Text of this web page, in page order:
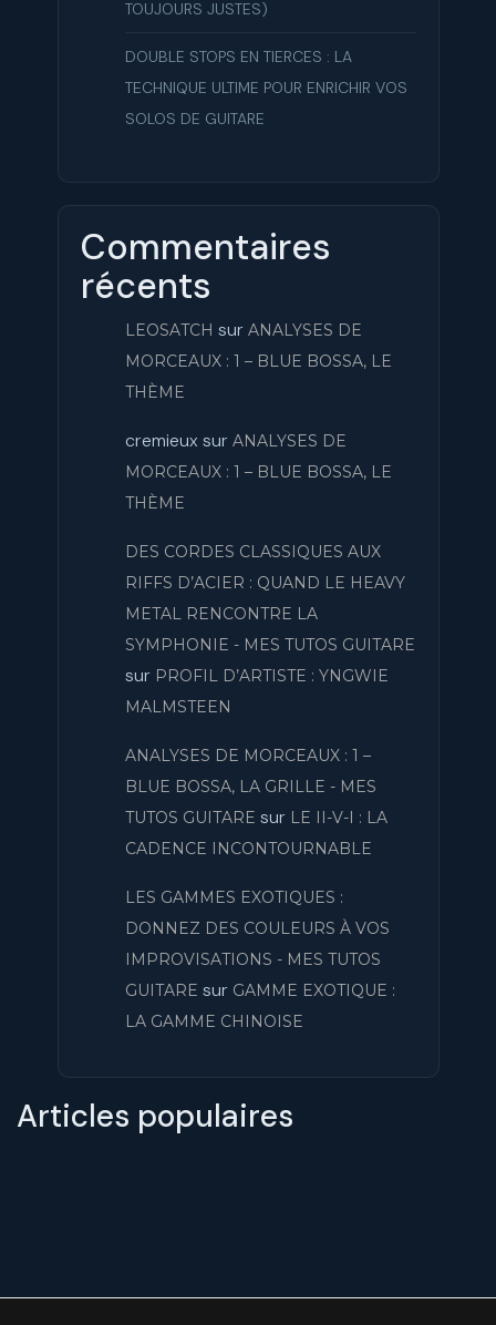
TOUJOURS JUSTES)
DOUBLE STOPS EN TIERCES : LA
TECHNIQUE ULTIME POUR ENRICHIR VOS
SOLOS DE GUITARE
Commentaires
récents
LEOSATCH sur ANALYSES DE
MORCEAUX : 1 – BLUE BOSSA, LE
THÈME
cremieux sur ANALYSES DE
MORCEAUX : 1 – BLUE BOSSA, LE
THÈME
DES CORDES CLASSIQUES AUX
RIFFS D’ACIER : QUAND LE HEAVY
METAL RENCONTRE LA
SYMPHONIE - MES TUTOS GUITARE
sur PROFIL D’ARTISTE : YNGWIE
MALMSTEEN
ANALYSES DE MORCEAUX : 1 –
BLUE BOSSA, LA GRILLE - MES
TUTOS GUITARE sur LE II-V-I : LA
CADENCE INCONTOURNABLE
LES GAMMES EXOTIQUES :
DONNEZ DES COULEURS À VOS
IMPROVISATIONS - MES TUTOS
GUITARE sur GAMME EXOTIQUE :
LA GAMME CHINOISE
Articles populaires